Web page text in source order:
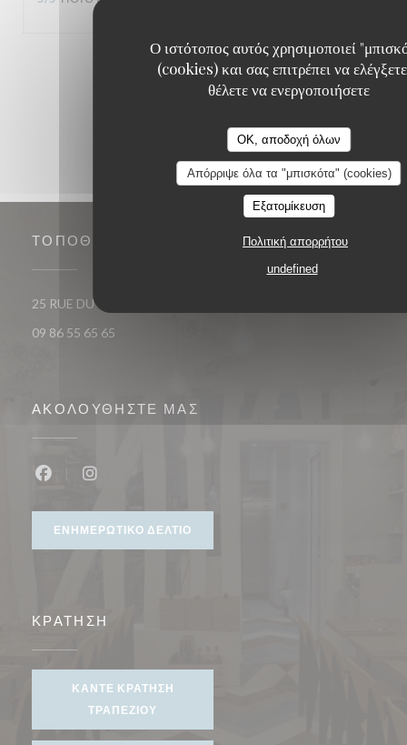
Ο ιστότοπος αυτός χρησιμοποιεί
(cookies) και σας επιτρέπει να ελέγξετε
θέλετε να ενεργοποιήσετε
OK, αποδοχή όλων
Απόρριψε όλα τα "μπισκότα" (cookies)
Εξατομίκευση
Πολιτική απορρήτου
undefined
1 2 3
ΤΟΠΟΘΕΣΊΑ
25 RUE DU ROI DE SICILE 75004 PARIS
09 86 55 65 65
ΑΚΟΛΟΥΘΉΣΤΕ ΜΑΣ
ΕΝΗΜΕΡΩΤΙΚΌ ΔΕΛΤΊΟ
ΚΡΆΤΗΣΗ
ΚΆΝΤΕ ΚΡΆΤΗΣΗ
ΤΡΑΠΕΖΙΟΎ